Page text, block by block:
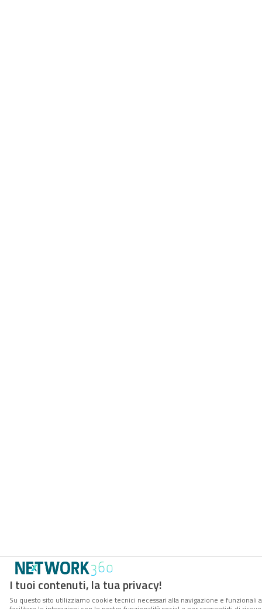
I tuoi contenuti, la tua privacy!
Su questo sito utilizziamo cookie tecnici necessari alla navigazione e